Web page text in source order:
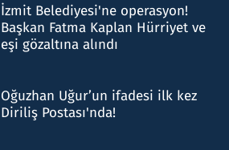
İzmit Belediyesi'ne operasyon!
Başkan Fatma Kaplan Hürriyet ve
eşi gözaltına alındı
Oğuzhan Uğur’un ifadesi ilk kez
Diriliş Postası'nda!